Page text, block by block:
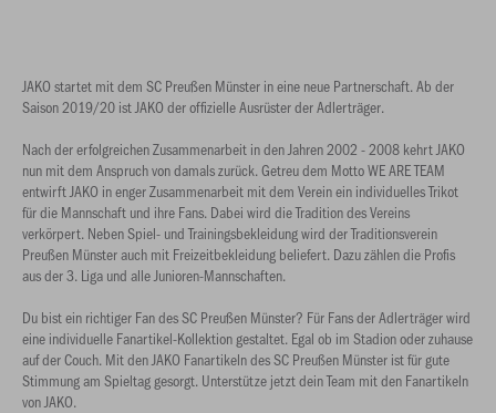
JAKO startet mit dem SC Preußen Münster in eine neue Partnerschaft. Ab der
Saison 2019/20 ist JAKO der offizielle Ausrüster der Adlerträger.
Nach der erfolgreichen Zusammenarbeit in den Jahren 2002 - 2008 kehrt JAKO
nun mit dem Anspruch von damals zurück. Getreu dem Motto WE ARE TEAM
entwirft JAKO in enger Zusammenarbeit mit dem Verein ein individuelles Trikot
für die Mannschaft und ihre Fans. Dabei wird die Tradition des Vereins
verkörpert. Neben Spiel- und Trainingsbekleidung wird der Traditionsverein
Preußen Münster auch mit Freizeitbekleidung beliefert. Dazu zählen die Profis
aus der 3. Liga und alle Junioren-Mannschaften.
Du bist ein richtiger Fan des SC Preußen Münster? Für Fans der Adlerträger wird
eine individuelle Fanartikel-Kollektion gestaltet. Egal ob im Stadion oder zuhause
auf der Couch. Mit den JAKO Fanartikeln des SC Preußen Münster ist für gute
Stimmung am Spieltag gesorgt. Unterstütze jetzt dein Team mit den Fanartikeln
von JAKO.